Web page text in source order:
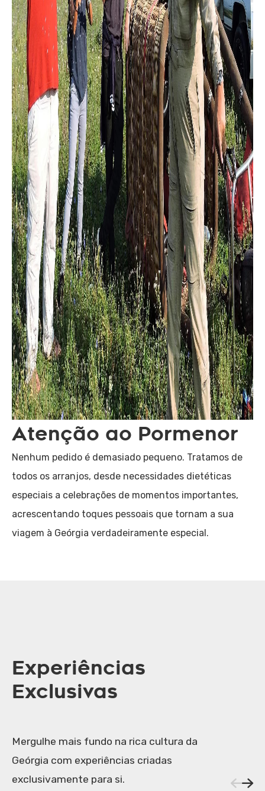
Atenção ao Pormenor
Nenhum pedido é demasiado pequeno. Tratamos de
todos os arranjos, desde necessidades dietéticas
especiais a celebrações de momentos importantes,
acrescentando toques pessoais que tornam a sua
viagem à Geórgia verdadeiramente especial.
Experiências
Exclusivas
Mergulhe mais fundo na rica cultura da
Geórgia com experiências criadas
exclusivamente para si.